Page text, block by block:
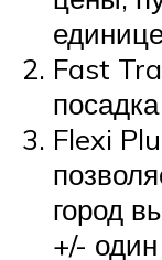
Fast
Flexi
город
+/-